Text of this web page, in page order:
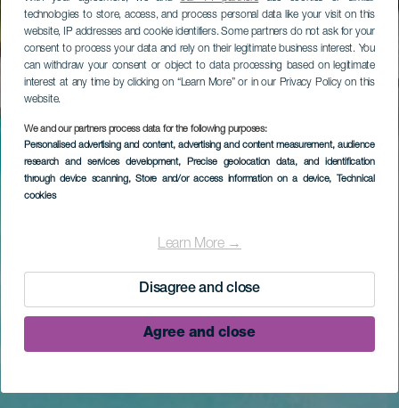
technologies to store, access, and process personal data like your visit on this
website, IP addresses and cookie identifiers. Some partners do not ask for your
consent to process your data and rely on their legitimate business interest. You
can withdraw your consent or object to data processing based on legitimate
interest at any time by clicking on “Learn More” or in our Privacy Policy on this
website.
We and our partners process data for the following purposes:
Personalised advertising and content, advertising and content measurement, audience
research and services development, Precise geolocation data, and identification
through device scanning, Store and/or access information on a device, Technical
cookies
Learn More →
Disagree and close
Agree and close